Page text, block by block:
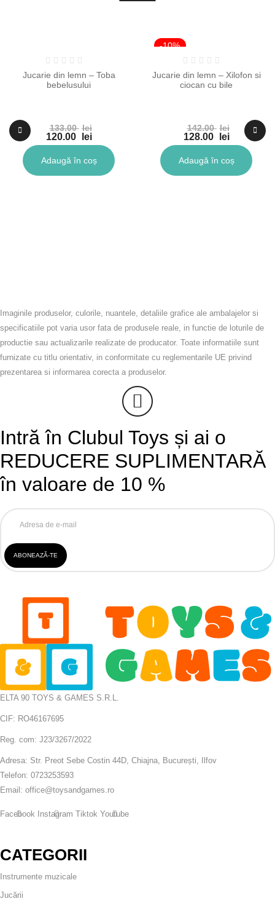
Jucarie din lemn – Toba
bebelusului
133.00 lei
Prețul
inițial
a
fost:
133.00 lei.
120.00
lei
Prețul
curent
este:
120.00 lei.
Adaugă în coș
-10%
Jucarie din lemn – Xilofon si
ciocan cu bile
142.00 lei
Prețul
inițial
a
fost:
142.00 lei.
128.00
lei
Prețul
curent
este:
128.00 lei.
Adaugă în coș
Imaginile produselor, culorile, nuantele, detaliile grafice ale ambalajelor si
specificatiile pot varia usor fata de produsele reale, in functie de loturile de
productie sau actualizarile realizate de producator. Toate informatiile sunt
furnizate cu titlu orientativ, in conformitate cu reglementarile UE privind
prezentarea si informarea corecta a produselor.
Intră în Clubul Toys și ai o
REDUCERE SUPLIMENTARĂ
în valoare de 10 %
ELTA 90 TOYS & GAMES S.R.L.
CIF: RO46167695
Reg. com: J23/3267/2022
Adresa: Str. Preot Sebe Costin 44D, Chiajna, București, Ilfov
Telefon: 0723253593
Email: office@toysandgames.ro
Facebook Instagram Tiktok Youtube
CATEGORII
Instrumente muzicale
Jucării